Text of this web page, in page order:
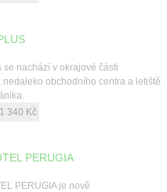
se nachází v okrajové části
nedaleko obchodního centra a letiště
1 340 Kč
PERUGIA
PERUGIA je nově